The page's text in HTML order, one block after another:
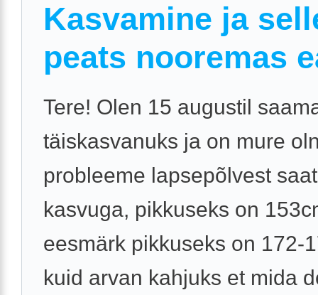
Kasvamine ja
peats nooremas
Tere! Olen 15 augustil
täiskasvanuks ja on mure
probleeme lapsepõlvest
kasvuga, pikkuseks on
eesmärk pikkuseks on 172-
kuid arvan kahjuks et mida